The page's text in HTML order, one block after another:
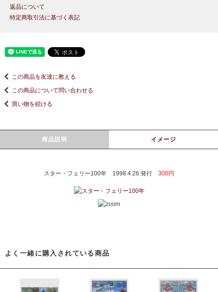
返品について
特定商取引法に基づく表記
この商品を友達に教える
この商品について問い合わせる
買い物を続ける
商品説明 イメージ
スター・フェリー100年 1998.4.26.発行 300円
よく一緒に購入されている商品